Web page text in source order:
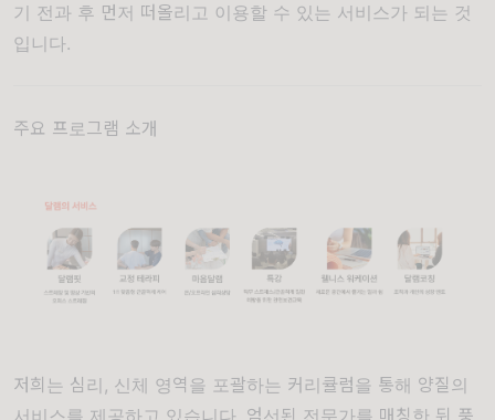
기 전과 후 먼저 떠올리고 이용할 수 있는 서비스가 되는 것
입니다.
주요 프로그램 소개
저희는 심리, 신체 영역을 포괄하는 커리큘럼을 통해 양질의